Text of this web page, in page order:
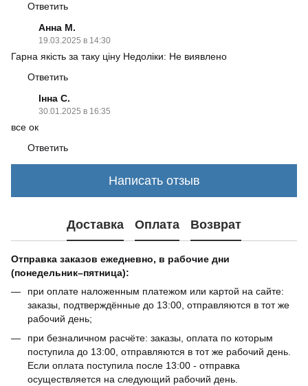
Ответить
Анна М.
19.03.2025 в 14:30
Гарна якість за таку ціну Недоліки: Не виявлено
Ответить
Інна С.
30.01.2025 в 16:35
все ок
Ответить
Написать отзыв
Доставка Оплата Возврат
Отправка заказов ежедневно, в рабочие дни
(понедельник–пятница):
при оплате наложенным платежом или картой на сайте:
заказы, подтверждённые до 13:00, отправляются в тот же
рабочий день;
при безналичном расчёте: заказы, оплата по которым
поступила до 13:00, отправляются в тот же рабочий день.
Если оплата поступила после 13:00 - отправка
осуществляется на следующий рабочий день.